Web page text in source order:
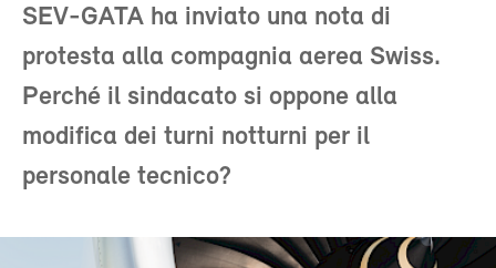
SEV-GATA ha inviato una nota di
protesta alla compagnia aerea Swiss.
Perché il sindacato si oppone alla
modifica dei turni notturni per il
personale tecnico?